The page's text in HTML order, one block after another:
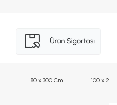
80 x 300 Cm 100 x